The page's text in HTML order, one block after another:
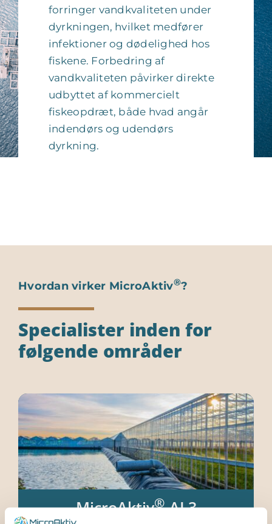
forringer vandkvaliteten under
dyrkningen, hvilket medfører
infektioner og dødelighed hos
fiskene. Forbedring af
vandkvaliteten påvirker direkte
udbyttet af kommercielt
fiskeopdræt, både hvad angår
indendørs og udendørs
dyrkning.
Hvordan virker MicroAktiv®?
Specialister inden for
følgende områder
MicroAktiv®-AL3